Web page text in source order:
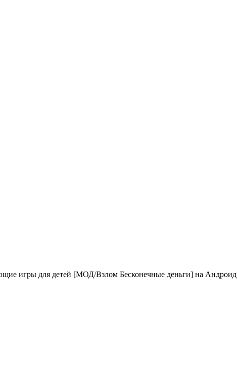
игры для детей [МОД/Взлом Бесконечные деньги] на Андроид